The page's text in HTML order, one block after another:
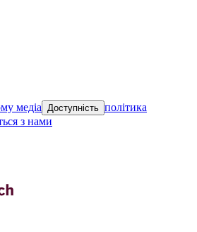
медіа Доступність політика
з нами